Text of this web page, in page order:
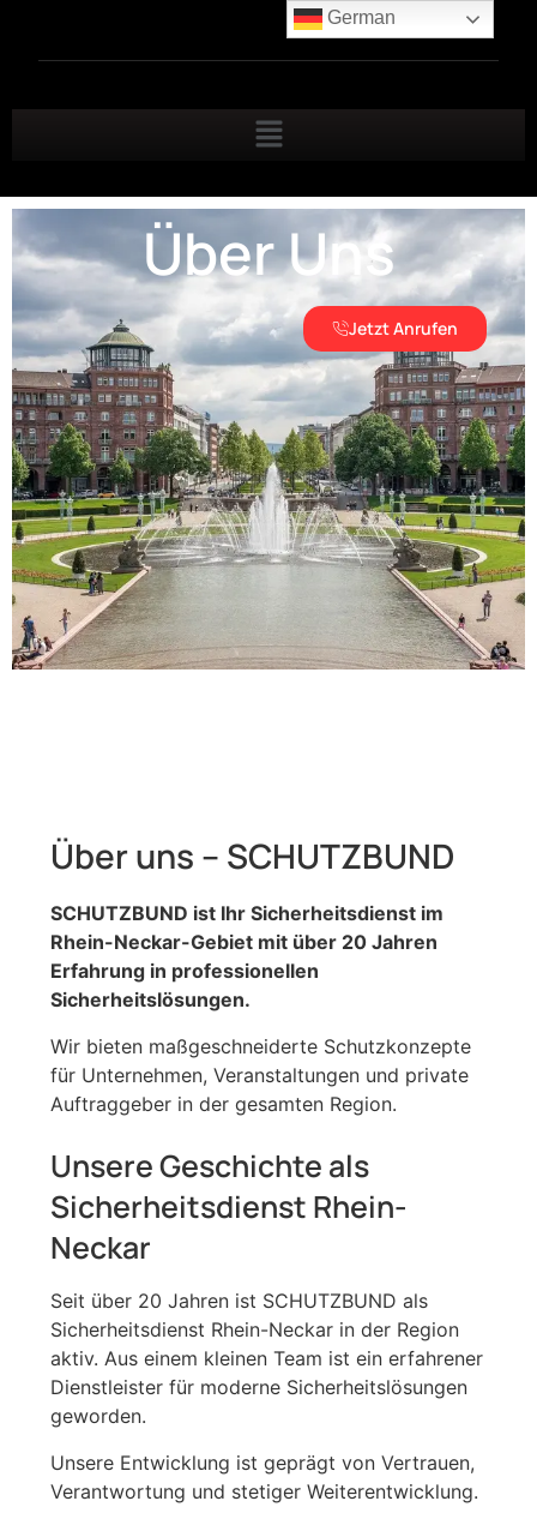
Über Uns
Jetzt Anrufen
Über uns – SCHUTZBUND
SCHUTZBUND ist Ihr Sicherheitsdienst im
Rhein-Neckar-Gebiet mit über 20 Jahren
Erfahrung in professionellen
Sicherheitslösungen.
Wir bieten maßgeschneiderte Schutzkonzepte
für Unternehmen, Veranstaltungen und private
Auftraggeber in der gesamten Region.
Unsere Geschichte als
Sicherheitsdienst Rhein-
Neckar
Seit über 20 Jahren ist SCHUTZBUND als
Sicherheitsdienst Rhein-Neckar in der Region
aktiv. Aus einem kleinen Team ist ein erfahrener
Dienstleister für moderne Sicherheitslösungen
geworden.
Unsere Entwicklung ist geprägt von Vertrauen,
Verantwortung und stetiger Weiterentwicklung.
German